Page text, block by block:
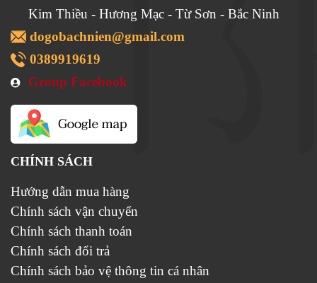
Kim Thiều - Hương Mạc - Từ Sơn - Bắc Ninh
dogobachnien@gmail.com
0389919619
Group Facebook
CHÍNH SÁCH
Hướng dẫn mua hàng
Chính sách vận chuyển
Chính sách thanh toán
Chính sách đổi trả
Chính sách bảo vệ thông tin cá nhân